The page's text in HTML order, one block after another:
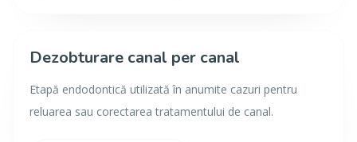
Dezobturare canal per canal
Etapă endodontică utilizată în anumite cazuri pentru
reluarea sau corectarea tratamentului de canal.